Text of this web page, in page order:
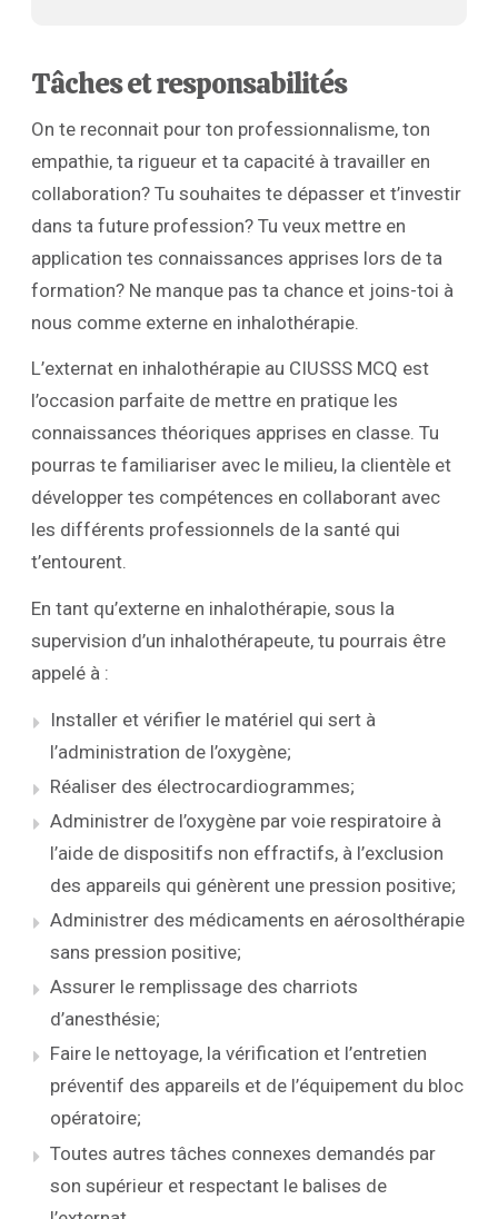
Tâches et responsabilités
On te reconnait pour ton professionnalisme, ton
empathie, ta rigueur et ta capacité à travailler en
collaboration? Tu souhaites te dépasser et t’investir
dans ta future profession? Tu veux mettre en
application tes connaissances apprises lors de ta
formation? Ne manque pas ta chance et joins-toi à
nous comme externe en inhalothérapie.
L’externat en inhalothérapie au CIUSSS MCQ est
l’occasion parfaite de mettre en pratique les
connaissances théoriques apprises en classe. Tu
pourras te familiariser avec le milieu, la clientèle et
développer tes compétences en collaborant avec
les différents professionnels de la santé qui
t’entourent.
En tant qu’externe en inhalothérapie, sous la
supervision d’un inhalothérapeute, tu pourrais être
appelé à :
Installer et vérifier le matériel qui sert à
l’administration de l’oxygène;
Réaliser des électrocardiogrammes;
Administrer de l’oxygène par voie respiratoire à
l’aide de dispositifs non effractifs, à l’exclusion
des appareils qui génèrent une pression positive;
Administrer des médicaments en aérosolthérapie
sans pression positive;
Assurer le remplissage des charriots
d’anesthésie;
Faire le nettoyage, la vérification et l’entretien
préventif des appareils et de l’équipement du bloc
opératoire;
Toutes autres tâches connexes demandés par
son supérieur et respectant le balises de